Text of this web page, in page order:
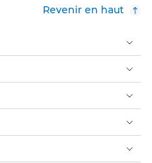
Revenir en haut